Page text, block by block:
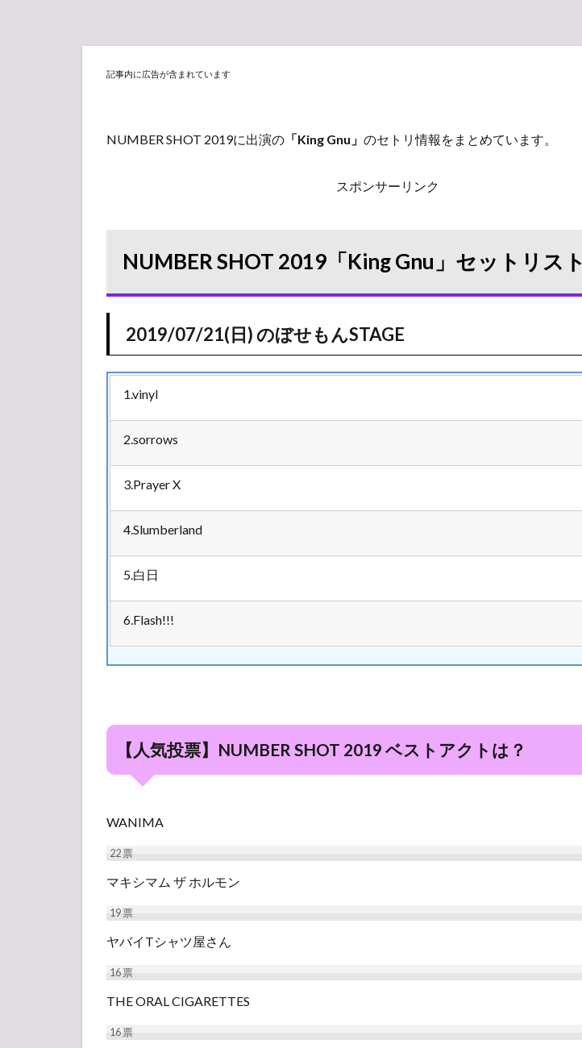
記事内に広告が含まれています
NUMBER SHOT 2019に出演の 「King Gnu」 のセトリ情報をまとめています。
スポンサーリンク
NUMBER SHOT 2019「King Gnu」セットリスト
2019/07/21(日) のぼせもんSTAGE
1.vinyl
2.sorrows
3.Prayer X
4.Slumberland
5.白日
6.Flash!!!
【人気投票】NUMBER SHOT 2019 ベストアクトは？
WANIMA
22票
マキシマム ザ ホルモン
19票
ヤバイTシャツ屋さん
16票
THE ORAL CIGARETTES
16票